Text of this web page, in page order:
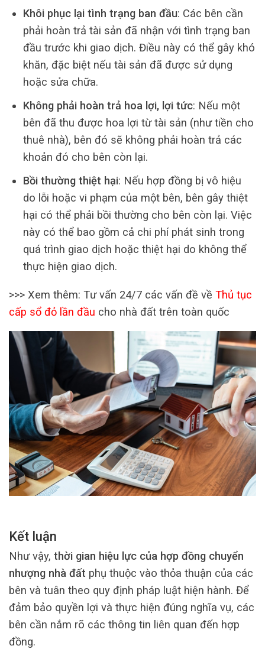
Khôi phục lại tình trạng ban đầu: Các bên cần
phải hoàn trả tài sản đã nhận với tình trạng ban
đầu trước khi giao dịch. Điều này có thể gây khó
khăn, đặc biệt nếu tài sản đã được sử dụng
hoặc sửa chữa.
Không phải hoàn trả hoa lợi, lợi tức: Nếu một
bên đã thu được hoa lợi từ tài sản (như tiền cho
thuê nhà), bên đó sẽ không phải hoàn trả các
khoản đó cho bên còn lại.
Bồi thường thiệt hại: Nếu hợp đồng bị vô hiệu
do lỗi hoặc vi phạm của một bên, bên gây thiệt
hại có thể phải bồi thường cho bên còn lại. Việc
này có thể bao gồm cả chi phí phát sinh trong
quá trình giao dịch hoặc thiệt hại do không thể
thực hiện giao dịch.
>>> Xem thêm: Tư vấn 24/7 các vấn đề về Thủ tục
cấp sổ đỏ lần đầu cho nhà đất trên toàn quốc
Kết luận
Như vậy, thời gian hiệu lực của hợp đồng chuyển
nhượng nhà đất phụ thuộc vào thỏa thuận của các
bên và tuân theo quy định pháp luật hiện hành. Để
đảm bảo quyền lợi và thực hiện đúng nghĩa vụ, các
bên cần nắm rõ các thông tin liên quan đến hợp
đồng.